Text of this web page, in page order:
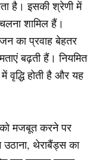
है। इसकी श्रेणी में
शामिल हैं।
का प्रवाह बेहतर
बढ़ती हैं। नियमित
वृद्धि होती है और यह
को मजबूत करने पर
थेराबैंड्स का